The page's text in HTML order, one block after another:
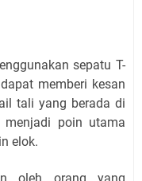
sepatu T-
memberi kesan
tali yang berada di
poin utama
elok.
oleh orang yang